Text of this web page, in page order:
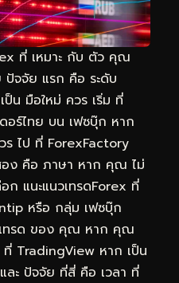
ที่ เหมาะ กับ ตัว คุณ
จจัย แรก คือ ระดับ
มือใหม่ ควร เริ่ม ที่
อร์ไทย บน เฟซบุ๊ก หาก
ไป ที่ ForexFactory
ง คือ ภาษา หาก คุณ ไม่
แนะแนวเทรดForex ที่
หรือ กลุ่ม เฟซบุ๊ก
ทรด ของ คุณ หาก คุณ
ที่ TradingView หาก เป็น
ละ ปัจจัย ที่สี่ คือ เวลา ที่